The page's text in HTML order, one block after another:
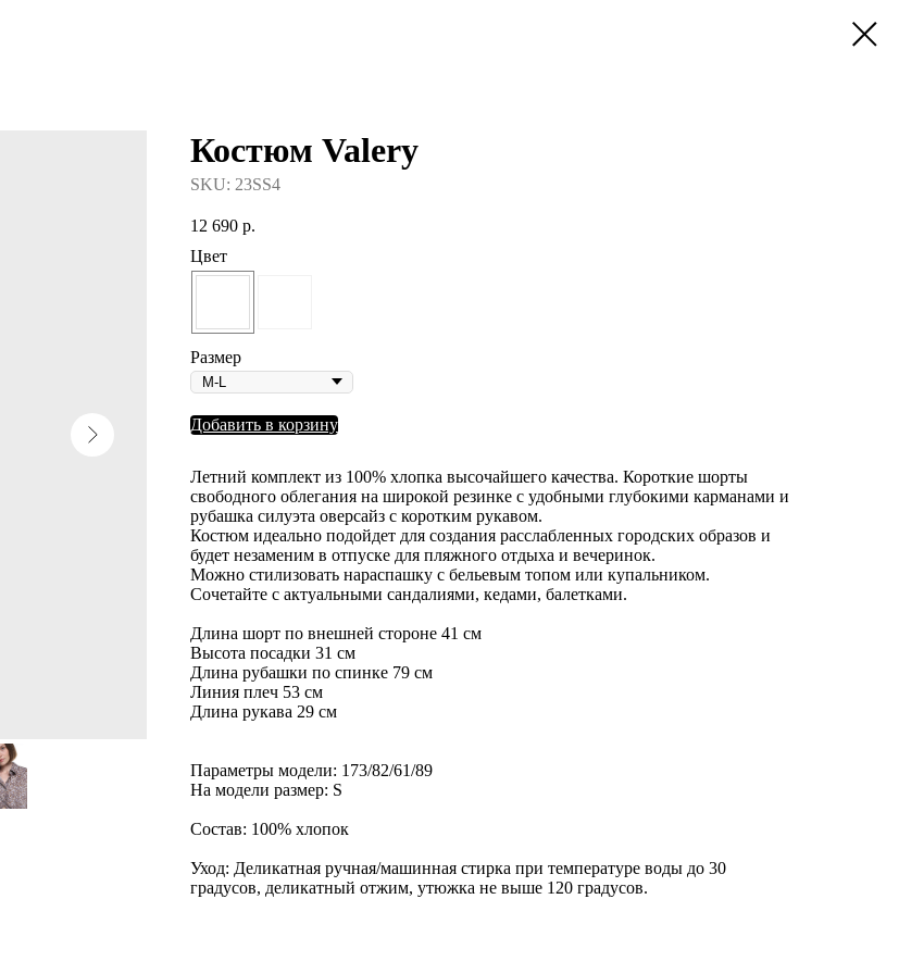
Костюм Valery
SKU: 23SS4
12 690 р.
Цвет
Размер
Добавить в корзину
Летний комплект из 100% хлопка высочайшего качества. Короткие шорты
свободного облегания на широкой резинке с удобными глубокими карманами и
рубашка силуэта оверсайз с коротким рукавом.
Костюм идеально подойдет для создания расслабленных городских образов и
будет незаменим в отпуске для пляжного отдыха и вечеринок.
Можно стилизовать нараспашку с бельевым топом или купальником.
Сочетайте с актуальными сандалиями, кедами, балетками.
Длина шорт по внешней стороне 41 см
Высота посадки 31 см
Длина рубашки по спинке 79 см
Линия плеч 53 см
Длина рукава 29 см
Параметры модели: 173/82/61/89
На модели размер: S
Состав: 100% хлопок
Уход: Деликатная ручная/машинная стирка при температуре воды до 30
градусов, деликатный отжим, утюжка не выше 120 градусов.